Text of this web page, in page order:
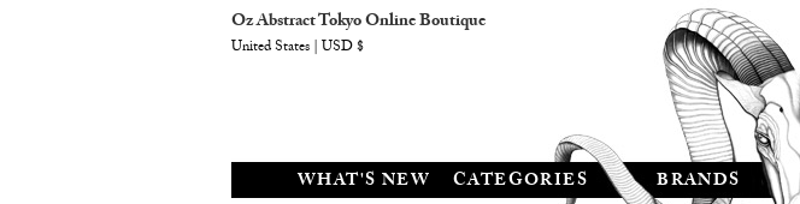
WHAT'S NEW CATEGORIES BRANDS
Oz Abstract Tokyo Online Boutique
United States | USD $